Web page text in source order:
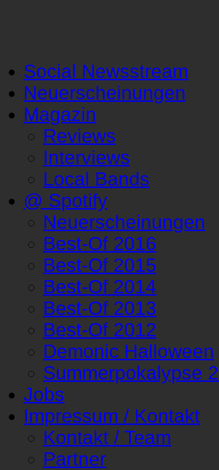
Social Newsstream
Neuerscheinungen
Magazin
Reviews
Interviews
Local Bands
@ Spotify
Neuerscheinungen
Best-Of 2016
Best-Of 2015
Best-Of 2014
Best-Of 2013
Best-Of 2012
Demonic Halloween
Summerpokalypse
Jobs
Impressum / Kontakt
Kontakt / Team
Partner